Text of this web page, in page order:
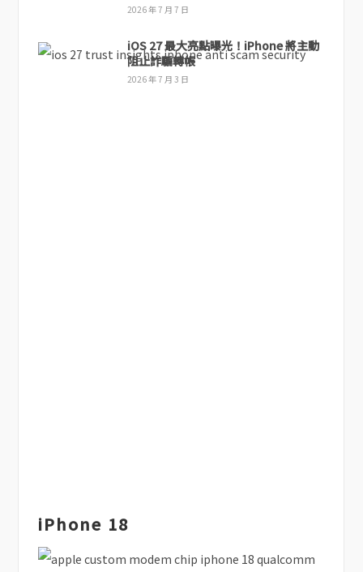
2026 年 7 月 7 日
iOS 27 最大亮點曝光！iPhone 將主動
阻止詐騙轉帳
2026 年 7 月 3 日
iPhone 18